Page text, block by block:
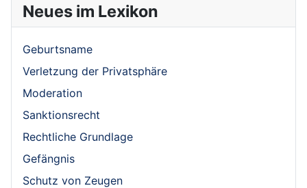
Neues im Lexikon
Geburtsname
Verletzung der Privatsphäre
Moderation
Sanktionsrecht
Rechtliche Grundlage
Gefängnis
Schutz von Zeugen